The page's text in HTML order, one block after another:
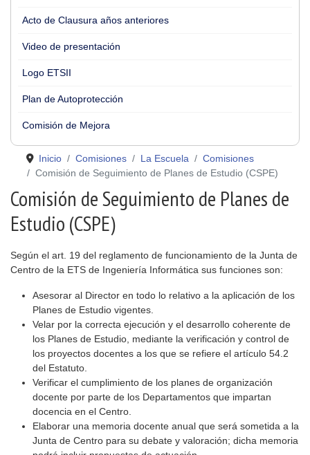
Acto de Clausura años anteriores
Video de presentación
Logo ETSII
Plan de Autoprotección
Comisión de Mejora
Inicio Comisiones La Escuela
Comisiones
Comisión de Seguimiento de Planes de Estudio (CSPE)
Comisión de Seguimiento de Planes de
Estudio (CSPE)
Según el art. 19 del reglamento de funcionamiento de la Junta de
Centro de la ETS de Ingeniería Informática sus funciones son:
Asesorar al Director en todo lo relativo a la aplicación de los
Planes de Estudio vigentes.
Velar por la correcta ejecución y el desarrollo coherente de
los Planes de Estudio, mediante la verificación y control de
los proyectos docentes a los que se refiere el artículo 54.2
del Estatuto.
Verificar el cumplimiento de los planes de organización
docente por parte de los Departamentos que impartan
docencia en el Centro.
Elaborar una memoria docente anual que será sometida a la
Junta de Centro para su debate y valoración; dicha memoria